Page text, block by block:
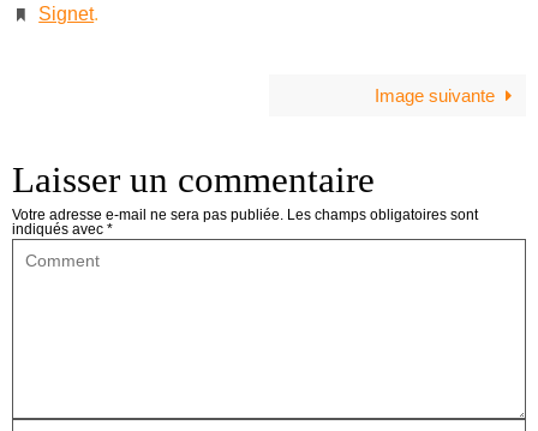
Signet.
Image suivante
Laisser un commentaire
Votre adresse e-mail ne sera pas publiée. Les champs obligatoires sont
indiqués avec *